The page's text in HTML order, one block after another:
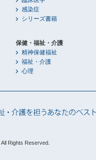
感染症
シリーズ書籍
保健・福祉・介護
精神保健福祉
福祉・介護
心理
All Rights Reserved.